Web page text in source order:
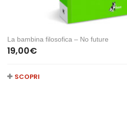
La bambina filosofica – No future
19,00€
SCOPRI